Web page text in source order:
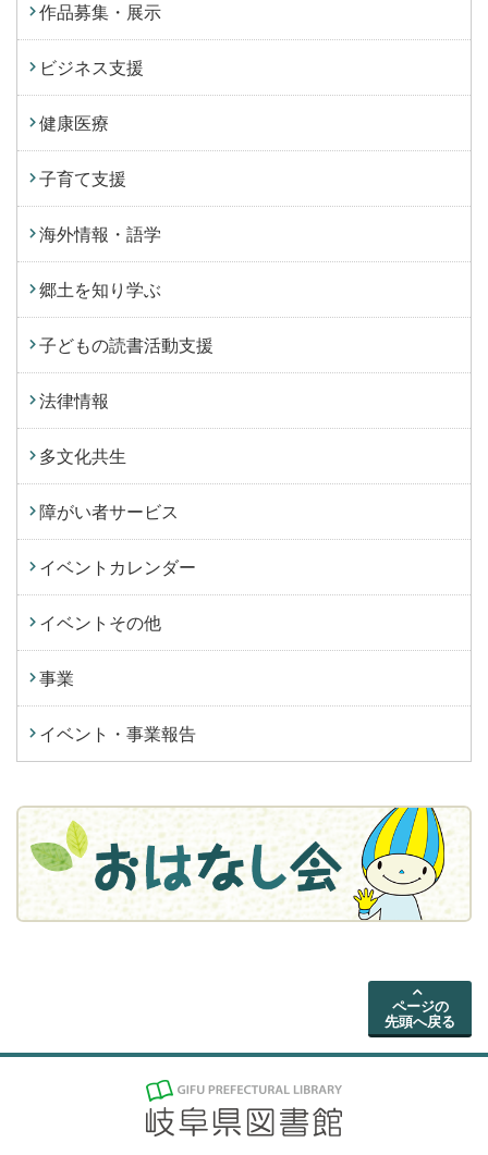
作品募集・展示
ビジネス支援
健康医療
子育て支援
海外情報・語学
郷土を知り学ぶ
子どもの読書活動支援
法律情報
多文化共生
障がい者サービス
イベントカレンダー
イベントその他
事業
イベント・事業報告
ページの
先頭へ戻る